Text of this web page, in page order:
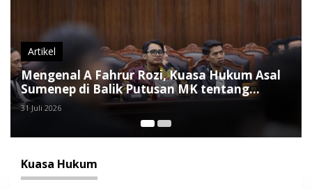
Artikel
Mengenal A Fahrur Rozi, Kuasa Hukum Asal
Sumenep di Balik Putusan MK tentang
Anggaran MBG
31 Juli 2026
Kuasa Hukum